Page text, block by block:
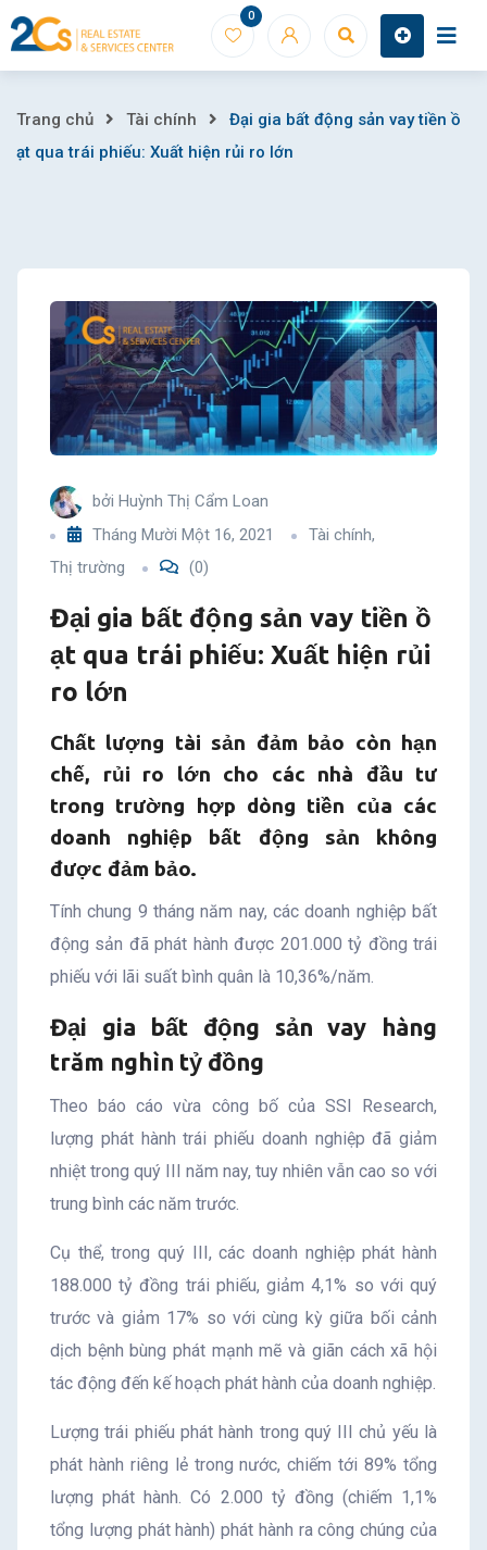
Skip
to
0
Đại
động
sản
vay
tiền
ạt
qua
trái
phiếu:
Xuất
hiện
rủi
ro
lớn
Trang chủ Tài chính
Đại gia bất động sản vay tiền ồ
ạt qua trái phiếu: Xuất hiện rủi ro lớn
bởi Huỳnh Thị Cẩm Loan
Tháng Mười Một 16, 2021
Tài chính,
Thị trường
(0)
Đại gia bất động sản vay tiền ồ
ạt qua trái phiếu: Xuất hiện rủi
ro lớn
Chất lượng tài sản đảm bảo còn hạn
chế, rủi ro lớn cho các nhà đầu tư
trong trường hợp dòng tiền của các
doanh nghiệp bất động sản không
được đảm bảo.
Tính chung 9 tháng năm nay, các doanh nghiệp bất
động sản đã phát hành được 201.000 tỷ đồng trái
phiếu với lãi suất bình quân là 10,36%/năm.
Đại gia bất động sản vay hàng
trăm nghìn tỷ đồng
Theo báo cáo vừa công bố của SSI Research,
lượng phát hành trái phiếu doanh nghiệp đã giảm
nhiệt trong quý III năm nay, tuy nhiên vẫn cao so với
trung bình các năm trước.
Cụ thể, trong quý III, các doanh nghiệp phát hành
188.000 tỷ đồng trái phiếu, giảm 4,1% so với quý
trước và giảm 17% so với cùng kỳ giữa bối cảnh
dịch bệnh bùng phát mạnh mẽ và giãn cách xã hội
tác động đến kế hoạch phát hành của doanh nghiệp.
Lượng trái phiếu phát hành trong quý III chủ yếu là
phát hành riêng lẻ trong nước, chiếm tới 89% tổng
lượng phát hành. Có 2.000 tỷ đồng (chiếm 1,1%
tổng lượng phát hành) phát hành ra công chúng của